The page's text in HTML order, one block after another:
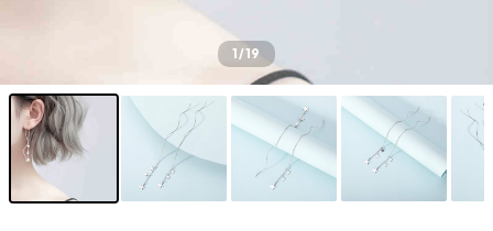
1/19